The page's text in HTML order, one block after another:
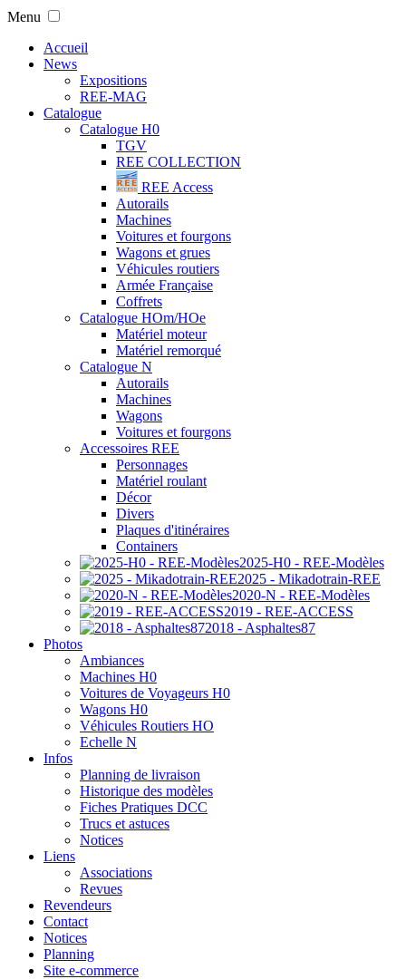
Menu
Accueil
News
Expositions
REE-MAG
Catalogue
Catalogue H0
TGV
REE COLLECTION
REE Access
Autorails
Machines
Voitures et fourgons
Wagons et grues
Véhicules routiers
Armée Française
Coffrets
Catalogue HOm/HOe
Matériel moteur
Matériel remorqué
Catalogue N
Autorails
Machines
Wagons
Voitures et fourgons
Accessoires REE
Personnages
Matériel roulant
Décor
Divers
Plaques d'itinéraires
Containers
2025-H0 - REE-Modèles
2025 - Mikadotrain-REE
2020-N - REE-Modèles
2019 - REE-ACCESS
2018 - Asphaltes87
Photos
Ambiances
Machines H0
Voitures de Voyageurs H0
Wagons H0
Véhicules Routiers HO
Echelle N
Infos
Planning de livraison
Historique des modèles
Fiches Pratiques DCC
Trucs et astuces
Notices
Liens
Associations
Revues
Revendeurs
Contact
Notices
Planning
Site e-commerce